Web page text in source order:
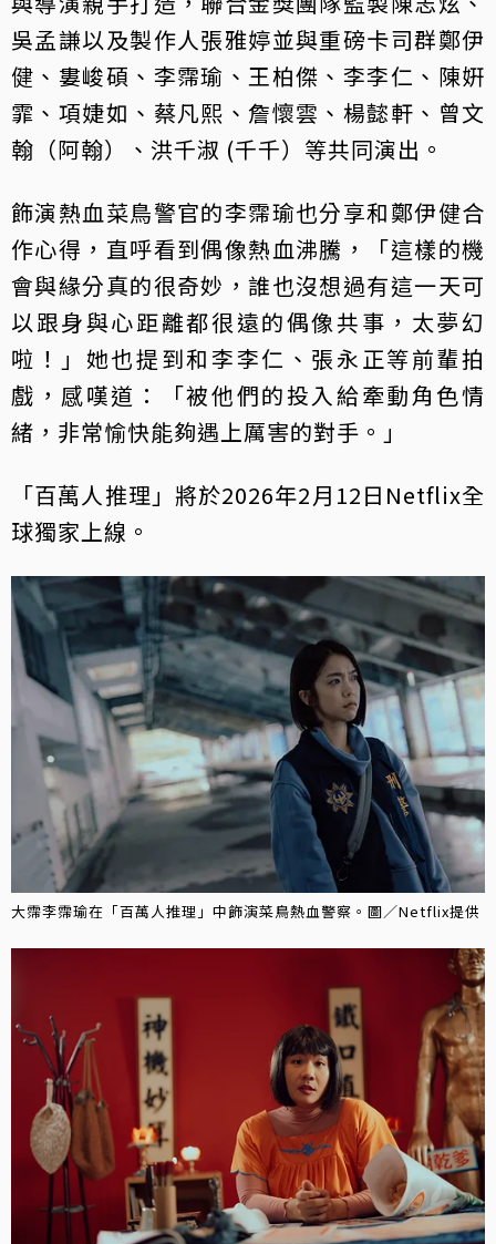
吳孟謙以及製作人張雅婷並與重磅卡司群鄭伊
健、婁峻碩、李霈瑜、王柏傑、李李仁、陳姸
霏、項婕如、蔡凡熙、詹懷雲、楊懿軒、曾文
翰（阿翰）、洪千淑 (千千）等共同演出。
飾演熱血菜鳥警官的李霈瑜也分享和鄭伊健合
作心得，直呼看到偶像熱血沸騰，「這樣的機
會與緣分真的很奇妙，誰也沒想過有這一天可
以跟身與心距離都很遠的偶像共事，太夢幻
啦！」她也提到和李李仁、張永正等前輩拍
戲，感嘆道：「被他們的投入給牽動角色情
緒，非常愉快能夠遇上厲害的對手。」
「百萬人推理」將於2026年2月12日Netflix全
球獨家上線。
大霈李霈瑜在「百萬人推理」中飾演菜鳥熱血警察。圖／Netflix提供